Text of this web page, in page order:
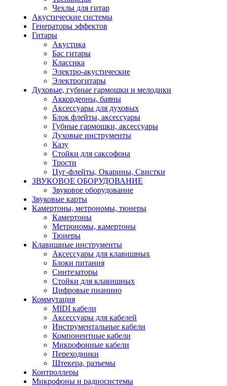
Чехлы для гитар
Акустические системы
Генераторы эффектов
Гитары
Акустика
Бас гитары
Классика
Электро-акустические
Электрогитары
Духовые, губные гармошки и мелодики
Аккордеоны, баяны
Аксессуары для духовых
Блок флейты, аксессуары
Губные гармошки, аксессуары
Духовые инструменты
Казу
Стойки для саксофона
Трости
Цуг-флейты, Окарины, Свистки
ЗВУКОВОЕ ОБОРУДОВАНИЕ
Звуковое оборудование
Звуковые карты
Камертоны, метрономы, тюнеры
Камертоны
Метрономы, камертоны
Тюнеры
Клавишные инструменты
Аксессуары для клавишных
Блоки питания
Синтезаторы
Стойки для клавишных
Цифровые пианино
Коммутация
MIDI кабели
Аксессуары для кабелей
Инструментальные кабели
Компонентные кабели
Микрофонные кабели
Переходники
Штекера, разъемы
Контроллеры
Микрофоны и радиосистемы